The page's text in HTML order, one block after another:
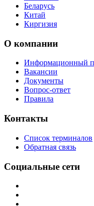
Беларусь
Китай
Киргизия
О компании
Информационный
Вакансии
Документы
Вопрос-ответ
Правила
Контакты
Список терминалов
Обратная связь
Социальные сети